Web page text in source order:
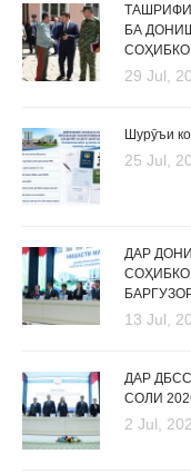
БА
29 Jul,
Шурӯъи
25 Jul,
ДАР
13 Jul,
ДАР
СОЛИ
2 Jul,